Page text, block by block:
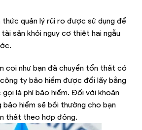
thức quản lý rủi ro được sử dụng để
sản khỏi nguy cơ thiệt hại ngẫu
coi như bạn đã chuyển tổn thất có
ty bảo hiểm được đổi lấy bằng
là phí bảo hiểm. Đối với khoản
bảo hiểm sẽ bồi thường cho bạn
thất theo hợp đồng.